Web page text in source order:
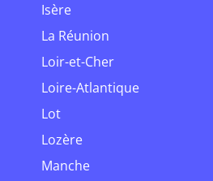
Isère
La Réunion
Loir-et-Cher
Loire-Atlantique
Lot
Lozère
Manche